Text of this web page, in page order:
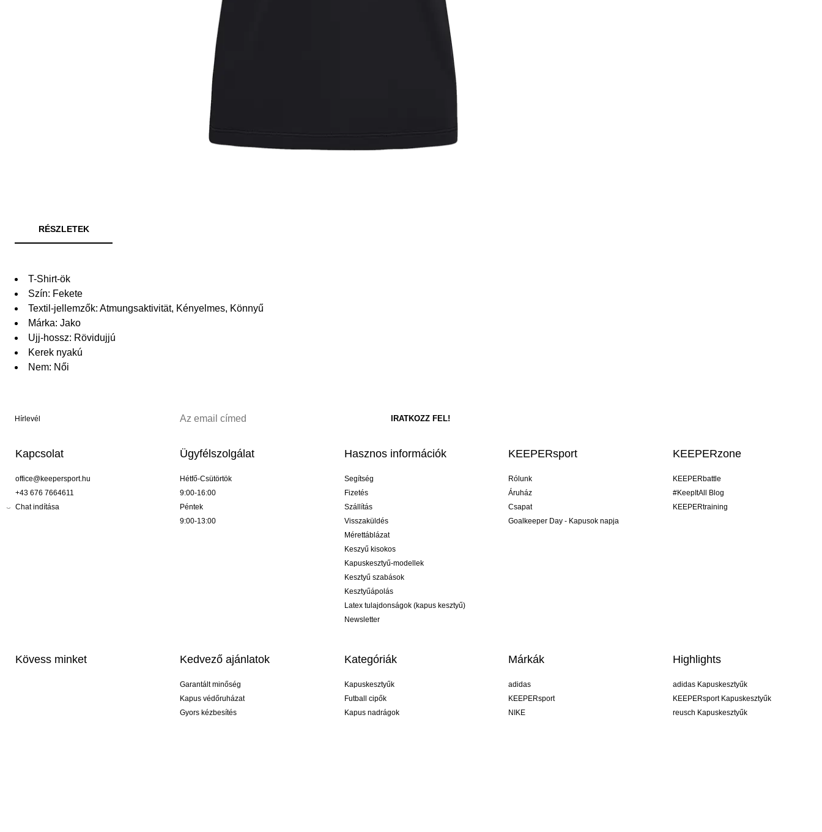
RÉSZLETEK
T-Shirt-ök
Szín: Fekete
Textil-jellemzők: Atmungsaktivität, Kényelmes, Könnyű
Márka: Jako
Ujj-hossz: Rövidujjú
Kerek nyakú
Nem: Női
Hírlevél
Kapcsolat
office@keepersport.hu
+43 676 7664611
Chat indítása
Ügyfélszolgálat
Hétfő-Csütörtök
9:00-16:00
Péntek
9:00-13:00
Hasznos információk
Segítség
Fizetés
Szállítás
Visszaküldés
Mérettáblázat
Keszyű kisokos
Kapuskesztyű-modellek
Kesztyű szabások
Kesztyűápolás
Latex tulajdonságok (kapus kesztyű)
Newsletter
KEEPERsport
Rólunk
Áruház
Csapat
Goalkeeper Day - Kapusok napja
KEEPERzone
KEEPERbattle
#KeepItAll Blog
KEEPERtraining
Kövess minket Kedvező ajánlatok
Garantált minőség
Kapus védőruházat
Gyors kézbesítés
Kategóriák
Kapuskesztyűk
Futball cipők
Kapus nadrágok
Márkák
adidas
KEEPERsport
NIKE
Highlights
adidas Kapuskesztyűk
KEEPERsport Kapuskesztyűk
reusch Kapuskesztyűk